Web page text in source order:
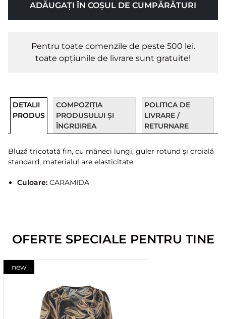
ADĂUGAȚI ÎN COȘUL DE CUMPĂRĂTURI
Pentru toate comenzile de peste 500 lei.
toate opțiunile de livrare sunt gratuite!
DETALII
PRODUS
COMPOZIȚIA
PRODUSULUI ȘI
ÎNGRIJIREA
POLITICA DE
LIVRARE /
RETURNARE
Bluză tricotată fin, cu mâneci lungi, guler rotund și croială
standard, materialul are elasticitate.
Culoare:CARAMIDA
OFERTE SPECIALE PENTRU TINE
new